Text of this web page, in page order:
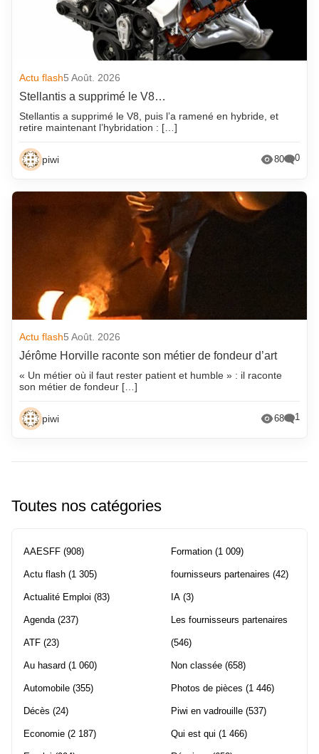
Actu flash5 Août. 2026
Stellantis a supprimé le V8…
Stellantis a supprimé le V8, puis l’a ramené en hybride, et
retire maintenant l’hybridation : […]
piwi 80 0
Actu flash5 Août. 2026
Jérôme Horville raconte son métier de fondeur d’art
« Un métier où il faut rester patient et humble » : il raconte
son métier de fondeur […]
piwi 68 1
Toutes nos catégories
AAESFF (908)
Actu flash (1 305)
Actualité Emploi (83)
Agenda(237)
ATF (23)
Au hasard (1 060)
Automobile (355)
Décès (24)
Economie (2 187)
Formation (1 009)
fournisseurs partenaires (42)
IA (3)
Les fournisseurs partenaires
(546)
Non classée (658)
Photos de pièces (1 446)
Piwi en vadrouille (537)
Qui est qui (1 466)